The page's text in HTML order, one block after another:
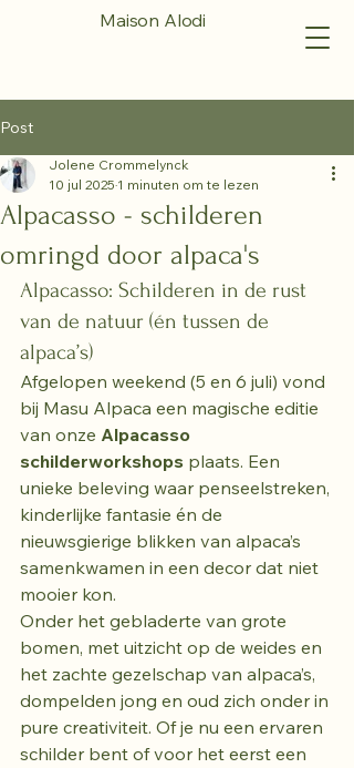
Maison Alodi
Post
Alpacasso - schilderen
omringd door alpaca's
Jolene Crommelynck
10 jul 2025 1 minuten om te lezen
Alpacasso: Schilderen in de rust
van de natuur (én tussen de
alpaca’s)
Afgelopen weekend (5 en 6 juli) vond
bij Masu Alpaca een magische editie
van onze Alpacasso
schilderworkshops plaats. Een
unieke beleving waar penseelstreken,
kinderlijke fantasie én de
nieuwsgierige blikken van alpaca’s
samenkwamen in een decor dat niet
mooier kon.
Onder het gebladerte van grote
bomen, met uitzicht op de weides en
het zachte gezelschap van alpaca’s,
dompelden jong en oud zich onder in
pure creativiteit. Of je nu een ervaren
schilder bent of voor het eerst een